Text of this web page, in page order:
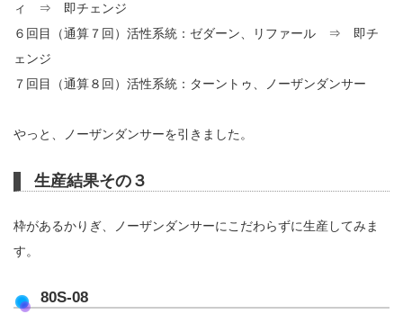
ィ ⇒ 即チェンジ
６回目（通算７回）活性系統：ゼダーン、リファール ⇒ 即チ
ェンジ
７回目（通算８回）活性系統：ターントゥ、ノーザンダンサー
やっと、ノーザンダンサーを引きました。
生産結果その３
枠があるかりぎ、ノーザンダンサーにこだわらずに生産してみま
す。
80S-08